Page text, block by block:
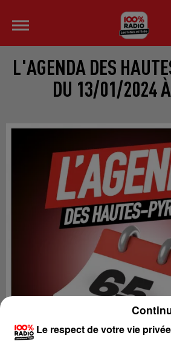
L'AGENDA DES
DU 13/01/2024
Le respect de votre vie